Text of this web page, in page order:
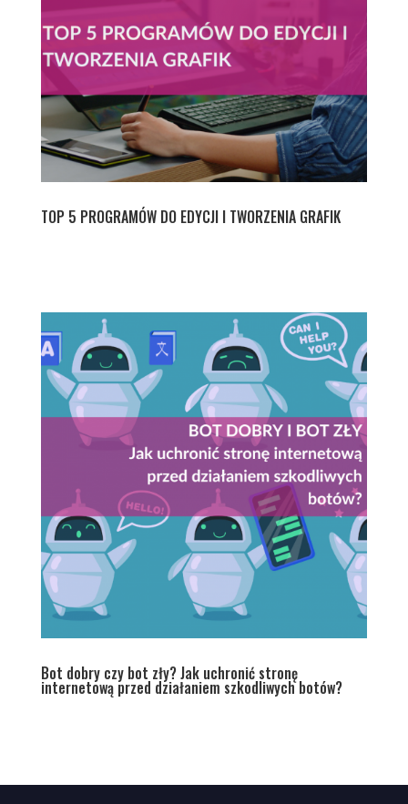
TOP 5 PROGRAMÓW DO EDYCJI I TWORZENIA GRAFIK
Bot dobry czy bot zły? Jak uchronić stronę
internetową przed działaniem szkodliwych botów?